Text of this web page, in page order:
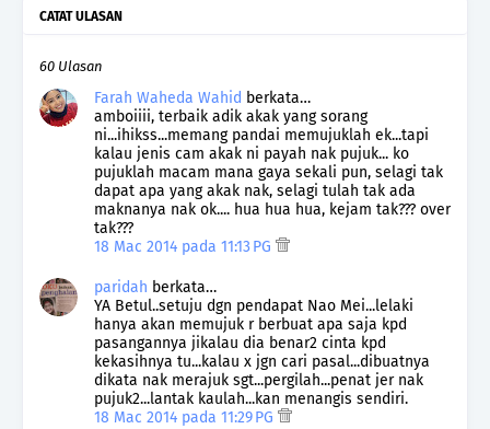
CATAT ULASAN
60 Ulasan
Farah Waheda Wahid berkata…
amboiiii, terbaik adik akak yang sorang
ni...ihikss...memang pandai memujuklah ek...tapi
kalau jenis cam akak ni payah nak pujuk... ko
pujuklah macam mana gaya sekali pun, selagi tak
dapat apa yang akak nak, selagi tulah tak ada
maknanya nak ok.... hua hua hua, kejam tak??? over
tak???
18 Mac 2014 pada 11:13 PG
paridah berkata…
YA Betul..setuju dgn pendapat Nao Mei...lelaki
hanya akan memujuk r berbuat apa saja kpd
pasangannya jikalau dia benar2 cinta kpd
kekasihnya tu...kalau x jgn cari pasal...dibuatnya
dikata nak merajuk sgt...pergilah...penat jer nak
pujuk2...lantak kaulah...kan menangis sendiri.
18 Mac 2014 pada 11:29 PG